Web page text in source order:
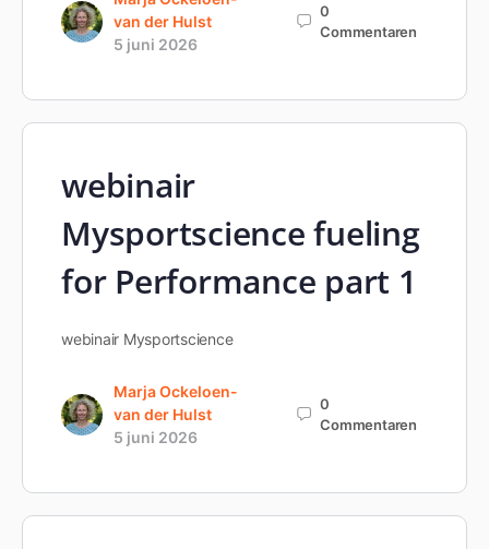
van der Hulst
5 juni 2026
0
Commentaren
webinair
Mysportscience fueling
for Performance part 1
webinair Mysportscience
Marja Ockeloen-
van der Hulst
5 juni 2026
0
Commentaren